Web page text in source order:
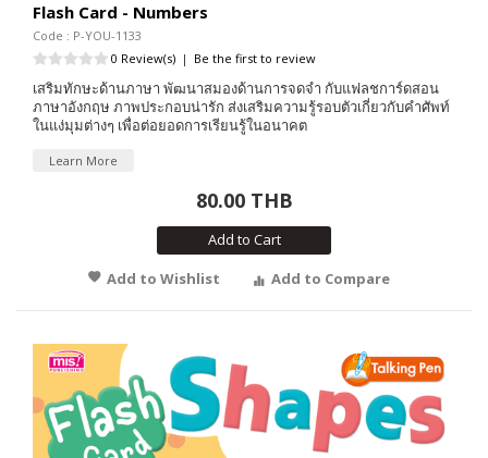
Flash Card - Numbers
Code : P-YOU-1133
0 Review(s) | Be the first to review
เสริมทักษะด้านภาษา พัฒนาสมองด้านการจดจำ กับแฟลชการ์ดสอน
ภาษาอังกฤษ ภาพประกอบน่ารัก ส่งเสริมความรู้รอบตัวเกี่ยวกับคำศัพท์
ในแง่มุมต่างๆ เพื่อต่อยอดการเรียนรู้ในอนาคต
Learn More
80.00 THB
Add to Cart
Add to Wishlist
Add to Compare